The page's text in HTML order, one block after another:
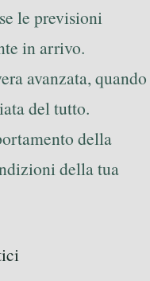
le previsioni
in arrivo.
avanzata, quando
del tutto.
della
della tua